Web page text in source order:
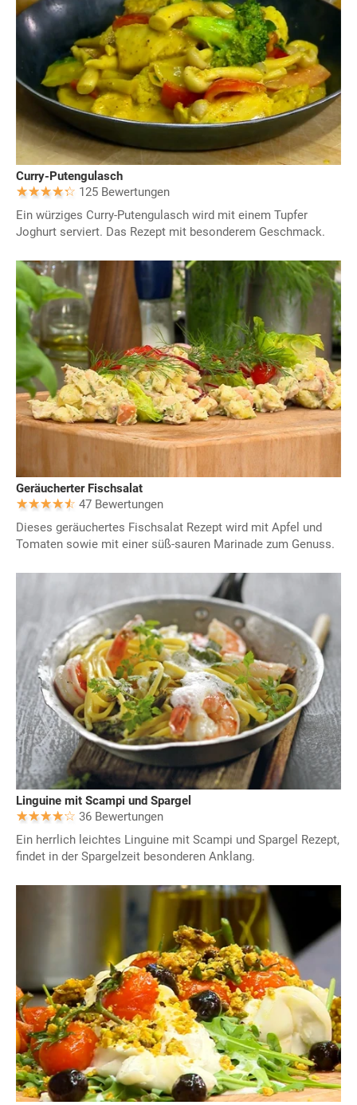
Curry-Putengulasch
125 Bewertungen
Ein würziges Curry-Putengulasch wird mit einem Tupfer
Joghurt serviert. Das Rezept mit besonderem Geschmack.
Geräucherter Fischsalat
47 Bewertungen
Dieses geräuchertes Fischsalat Rezept wird mit Apfel und
Tomaten sowie mit einer süß-sauren Marinade zum Genuss.
Linguine mit Scampi und Spargel
36 Bewertungen
Ein herrlich leichtes Linguine mit Scampi und Spargel Rezept,
findet in der Spargelzeit besonderen Anklang.